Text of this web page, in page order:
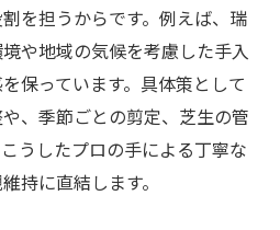
を担うからです。例えば、瑞
や地域の気候を考慮した手入
保っています。具体策として
、季節ごとの剪定、芝生の管
うしたプロの手による丁寧な
持に直結します。